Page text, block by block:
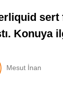
sert
Konuya
Mesut İnan